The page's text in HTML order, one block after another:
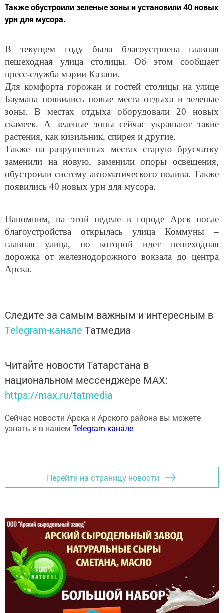
Также обустроили зеленые зоны и установили 40 новых
урн для мусора.
В текущем году была благоустроена главная
пешеходная улица столицы. Об этом сообщает
пресс-служба мэрии Казани.
Для комфорта горожан и гостей столицы на улице
Баумана появились новые места отдыха и зеленые
зоны. В местах отдыха оборудовали 20 новых
скамеек. А зеленые зоны сейчас украшают такие
растения, как кизильник, спирея и другие.
Также на разрушенных местах старую брусчатку
заменили на новую, заменили опоры освещения,
обустроили систему автоматического полива. Также
появились 40 новых урн для мусора.
Напомним, на этой неделе в городе Арск после
благоустройства открылась улица Коммуны –
главная улица, по которой идет пешеходная
дорожка от железнодорожного вокзала до центра
Арска.
Следите за самым важным и интересным в
Telegram-канале Татмедиа
Читайте новости Татарстана в
национальном мессенджере MАХ:
https://max.ru/tatmedia
Сейчас новости Арска и Арского района вы можете
узнать и в нашем Telegram-канале
Перейти на страницу новости